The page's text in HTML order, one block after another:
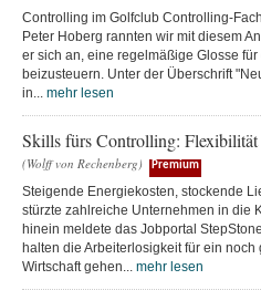
Controlling im Golfclub Controlling-
Peter Hoberg rannten wir mit diesem
er sich an, eine regelmäßige Glosse
beizusteuern. Unter der Überschrift
in... mehr lesen
Skills fürs Controlling: Flexibilität
(Wolff von Rechenberg) Premium
Steigende Energiekosten, stockende
stürzte zahlreiche Unternehmen in die
hinein meldete das Jobportal
halten die Arbeiterlosigkeit für ein
Wirtschaft gehen... mehr lesen